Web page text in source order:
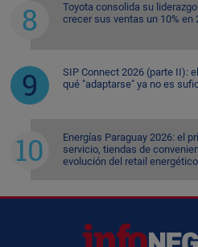
Toyota consolida su
crecer sus ventas un 10% en
SIP Connect 2026 (parte II):
qué "adaptarse" ya no es
Energías Paraguay 2026: el
servicio, tiendas de
evolución del retail energético